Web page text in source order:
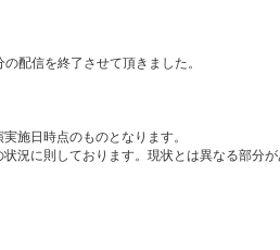
配信を終了させて頂きました。
施日時点のものとなります。
に則しております。現状とは異なる部分が